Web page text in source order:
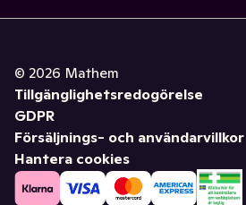
© 2026 Mathem
Tillgänglighetsredogörelse
GDPR
Försäljnings- och användarvillkor
Hantera cookies